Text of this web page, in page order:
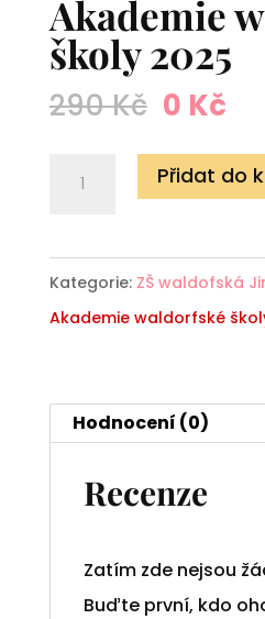
Akademie
školy 2025
290Kč Původní
byla:
290 Kč.
0 Kč
je:
0
waldorfské
2025
množství
Přidat do
Kategorie: ZŠ waldofská
Akademie waldorfské
Hodnocení (0)
Recenze
Zatím zde nejsou
Buďte první, kdo